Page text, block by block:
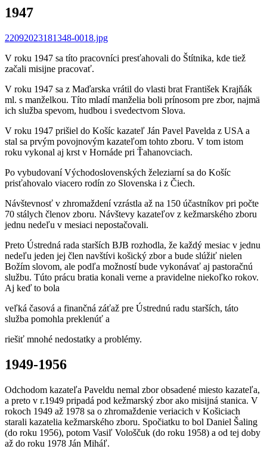
1947
22092023181348-0018.jpg
V roku 1947 sa títo pracovníci presťahovali do Štítnika, kde tiež
začali misijne pracovať.
V roku 1947 sa z Maďarska vrátil do vlasti brat František Krajňák
ml. s manželkou. Títo mladí manželia boli prínosom pre zbor, najmä
ich služba spevom, hudbou i svedectvom Slova.
V roku 1947 prišiel do Košíc kazateľ Ján Pavel Pavelda z USA a
stal sa prvým povojnovým kazateľom tohto zboru. V tom istom
roku vykonal aj krst v Hornáde pri Ťahanovciach.
Po vybudovaní Východoslovenských železiarní sa do Košíc
prisťahovalo viacero rodín zo Slovenska i z Čiech.
Návštevnosť v zhromaždení vzrástla až na 150 účastníkov pri počte
70 stálych členov zboru. Návštevy kazateľov z kežmarského zboru
jednu nedeľu v mesiaci nepostačovali.
Preto Ústredná rada starších BJB rozhodla, že každý mesiac v jednu
nedeľu jeden jej člen navštívi košický zbor a bude slúžiť nielen
Božím slovom, ale podľa možností bude vykonávať aj pastoračnú
službu. Túto prácu bratia konali verne a pravidelne niekoľko rokov.
Aj keď to bola
veľká časová a finančná záťaž pre Ústrednú radu starších, táto
služba pomohla preklenúť a
riešiť mnohé nedostatky a problémy.
1949-1956
Odchodom kazateľa Paveldu nemal zbor obsadené miesto kazateľa,
a preto v r.1949 pripadá pod kežmarský zbor ako misijná stanica. V
rokoch 1949 až 1978 sa o zhromaždenie veriacich v Košiciach
starali kazatelia kežmarského zboru. Spočiatku to bol Daniel Šaling
(do roku 1956), potom Vasiľ Vološčuk (do roku 1958) a od tej doby
až do roku 1978 Ján Miháľ.